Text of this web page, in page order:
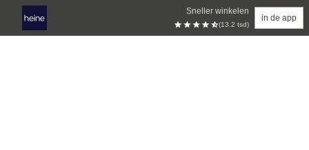
Sneller winkelen
(13.2 tsd)
in de app